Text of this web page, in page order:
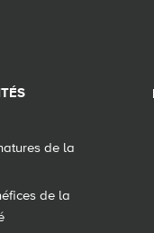
de la
de la